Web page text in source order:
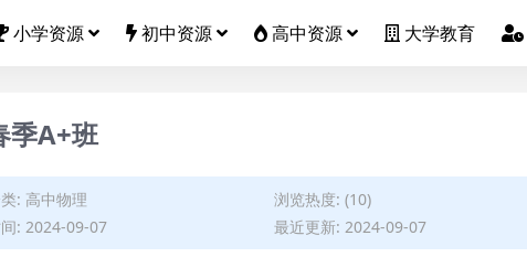
小学资源 初中资源 高中资源 大学教育
季A+班
: 高中物理
浏览热度: (10)
: 2024-09-07
最近更新: 2024-09-07